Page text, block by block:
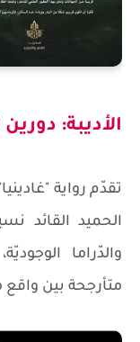
الأديبة:
تقدّم رواية
الحميد القائد
والدّراما
متأرجحة بين واقع